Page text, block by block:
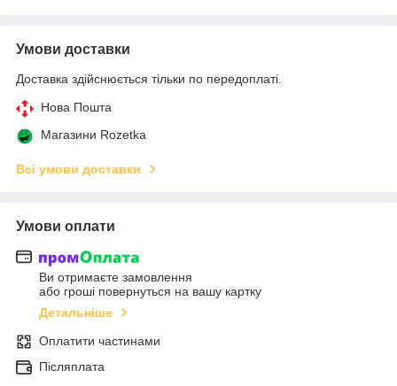
Умови доставки
Доставка здійснюється тільки по передоплаті.
Нова Пошта
Магазини Rozetka
Всі умови доставки
Умови оплати
Ви отримаєте замовлення
або гроші повернуться на вашу картку
Детальніше
Оплатити частинами
Післяплата